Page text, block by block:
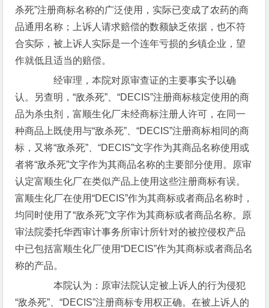
杀死”注册商标名称的广泛使用，实际已变成了农药的商
品通用名称；上诉人请求赔偿的数额缺乏依据，也不符
合实际，被上诉人实际是一个连年亏损的乡镇企业，望
作就低且适当的赔偿。
经审理，本院对原审查证的主要事实予以确
认。另查明，“敌杀死”、“DECIS”注册商标核定使用的商
品为杀虫剂，富顺生化厂未经商标注册人许可，在同一
种商品上既使用与“敌杀死”、“DECIS”注册商标相同的商
标，又将“敌杀死”、“DECIS”文字作为其商品名称使用或
者将“敌杀死”文字作为其商品名称的主要部分使用。原审
认定富顺生化厂在类似产品上使用这些注册商标有误。
富顺生化厂在使用“DECIS”作为其商标或者商品名称时，
均同时使用了“敌杀死”文字作为其商标或者商品名称。原
审法院委托华西审计事务所审计所针对的被控侵权产品
中已包括富顺生化厂使用“DECIS”作为其商标或者商品名
称的产品。
本院认为：原审法院认定被上诉人的行为侵犯
“敌杀死”、“DECIS”注册商标专用权正确。在被上诉人的